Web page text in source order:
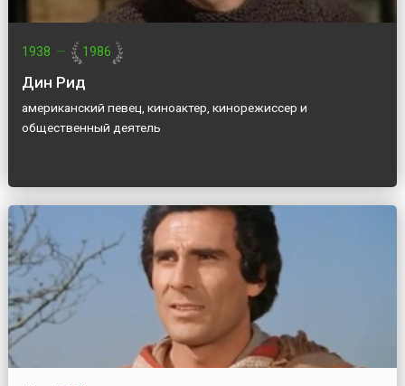
1938 — 1986
Дин Рид
американский певец, киноактер, кинорежиссер и
общественный деятель